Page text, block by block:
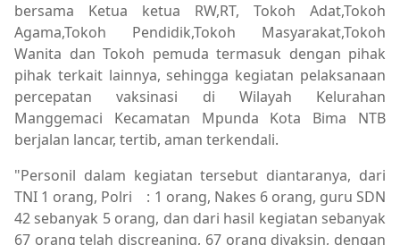
bersama Ketua ketua RW,RT, Tokoh Adat,Tokoh
Agama,Tokoh Pendidik,Tokoh Masyarakat,Tokoh
Wanita dan Tokoh pemuda termasuk dengan pihak
pihak terkait lainnya, sehingga kegiatan pelaksanaan
percepatan vaksinasi di Wilayah Kelurahan
Manggemaci Kecamatan Mpunda Kota Bima NTB
berjalan lancar, tertib, aman terkendali.
"Personil dalam kegiatan tersebut diantaranya, dari
TNI 1 orang, Polri : 1 orang, Nakes 6 orang, guru SDN
42 sebanyak 5 orang, dan dari hasil kegiatan sebanyak
67 orang telah discreaning, 67 orang divaksin, dengan